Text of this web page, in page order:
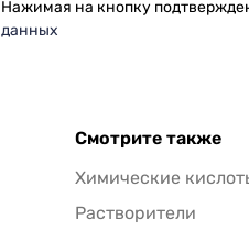
Нажимая на кнопку
данных
Смотрите также
Химические
Растворители